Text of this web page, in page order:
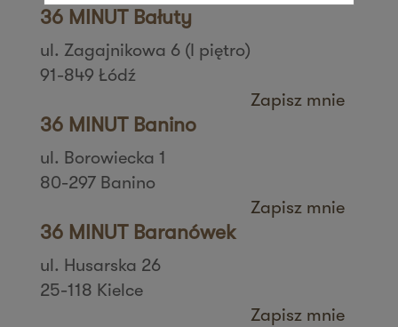
36 MINUT Bałuty
ul. Zagajnikowa 6 (I piętro)
91-849 Łódź
Zapisz mnie
36 MINUT Banino
ul. Borowiecka 1
80-297 Banino
Zapisz mnie
36 MINUT Baranówek
ul. Husarska 26
25-118 Kielce
Zapisz mnie